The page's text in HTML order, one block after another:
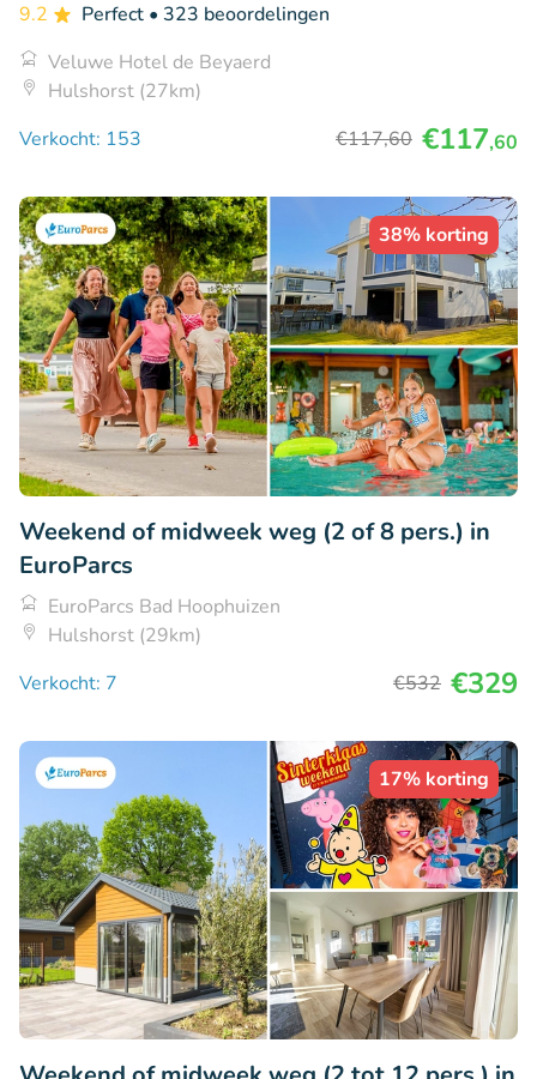
9.2 Perfect • 323 beoordelingen
Veluwe Hotel de Beyaerd
Hulshorst (27km)
Verkocht: 153
€117,60 €117,60
38% korting
Weekend of midweek weg (2 of 8 pers.) in
EuroParcs
EuroParcs Bad Hoophuizen
Hulshorst (29km)
Verkocht: 7
€532 €329
17% korting